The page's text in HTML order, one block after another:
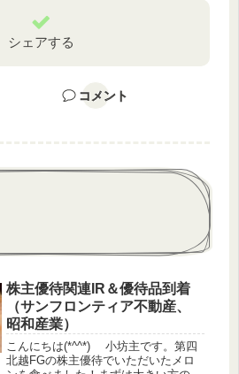
シェアする
コメント
株主優待関連IR＆優待品到着
（サンフロンティア不動産、
昭和産業）
こんにちは(*^^*) 小坊主です。第四
北越FGの株主優待でいただいたメロ